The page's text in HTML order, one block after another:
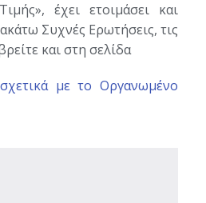
έχει ετοιμάσει και
Συχνές Ερωτήσεις, τις
και στη σελίδα
με το Οργανωμένο